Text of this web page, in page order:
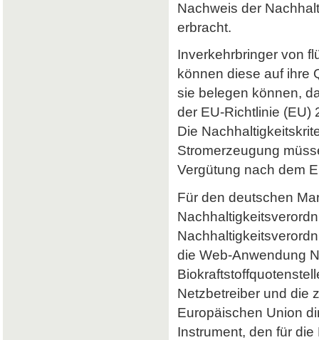
Nachweis der
erbracht.
Inverkehrbringer von
können diese auf ihre
sie belegen können,
der EU-Richtlinie (EU)
Die
Stromerzeugung
Vergütung nach dem
Für den deutschen
die Web-Anwendung
Netzbetreiber und die
Europäischen Union
Instrument, den für